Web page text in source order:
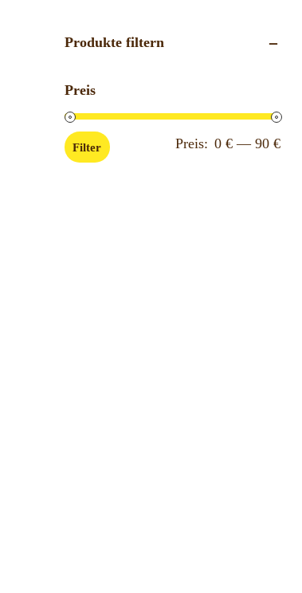
Produkte filtern
Preis
Min.
Max.
Filter Preis: 0 € —90 €